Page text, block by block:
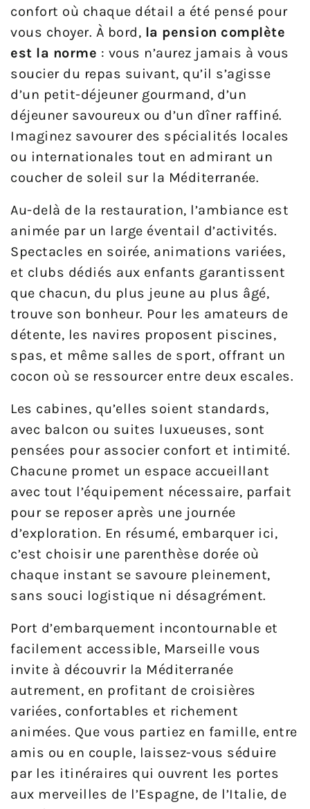
confort où chaque détail a été pensé pour
vous choyer. À bord, la pension complète
est la norme : vous n’aurez jamais à vous
soucier du repas suivant, qu’il s’agisse
d’un petit-déjeuner gourmand, d’un
déjeuner savoureux ou d’un dîner raffiné.
Imaginez savourer des spécialités locales
ou internationales tout en admirant un
coucher de soleil sur la Méditerranée.
Au-delà de la restauration, l’ambiance est
animée par un large éventail d’activités.
Spectacles en soirée, animations variées,
et clubs dédiés aux enfants garantissent
que chacun, du plus jeune au plus âgé,
trouve son bonheur. Pour les amateurs de
détente, les navires proposent piscines,
spas, et même salles de sport, offrant un
cocon où se ressourcer entre deux escales.
Les cabines, qu’elles soient standards,
avec balcon ou suites luxueuses, sont
pensées pour associer confort et intimité.
Chacune promet un espace accueillant
avec tout l’équipement nécessaire, parfait
pour se reposer après une journée
d’exploration. En résumé, embarquer ici,
c’est choisir une parenthèse dorée où
chaque instant se savoure pleinement,
sans souci logistique ni désagrément.
Port d’embarquement incontournable et
facilement accessible, Marseille vous
invite à découvrir la Méditerranée
autrement, en profitant de croisières
variées, confortables et richement
animées. Que vous partiez en famille, entre
amis ou en couple, laissez-vous séduire
par les itinéraires qui ouvrent les portes
aux merveilles de l’Espagne, de l’Italie, de